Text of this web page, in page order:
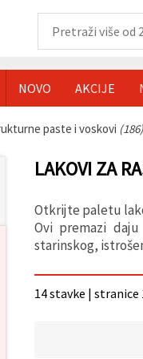
NOVO AKCIJE
paste i voskovi (186)
LAKOVI ZA
Otkrijte paletu
Ovi premazi
starinskog,
14 stavke | stranice